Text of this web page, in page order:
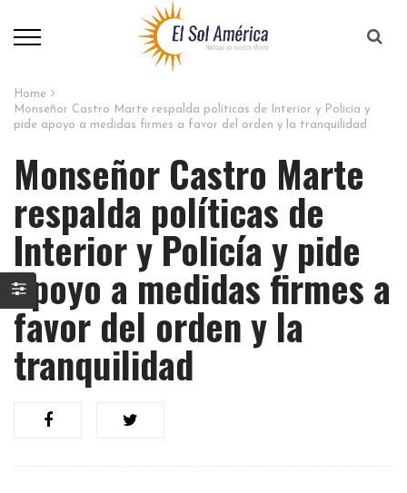
Home
Monseñor Castro Marte respalda políticas de Interior y Policía y
pide apoyo a medidas firmes a favor del orden y la tranquilidad
Monseñor Castro Marte
respalda políticas de
Interior y Policía y pide
apoyo a medidas firmes a
favor del orden y la
tranquilidad